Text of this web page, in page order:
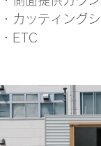
・カッティング
・ETC